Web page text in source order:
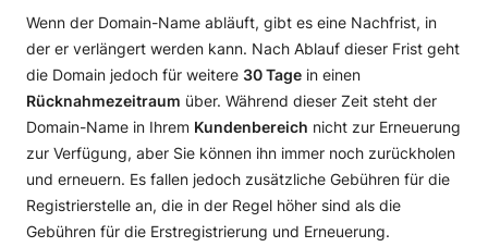
Wenn der Domain-Name abläuft, gibt es eine Nachfrist, in
der er verlängert werden kann. Nach Ablauf dieser Frist geht
die Domain jedoch für weitere 30 Tage in einen
Rücknahmezeitraum über. Während dieser Zeit steht der
Domain-Name in Ihrem Kundenbereich nicht zur Erneuerung
zur Verfügung, aber Sie können ihn immer noch zurückholen
und erneuern. Es fallen jedoch zusätzliche Gebühren für die
Registrierstelle an, die in der Regel höher sind als die
Gebühren für die Erstregistrierung und Erneuerung.